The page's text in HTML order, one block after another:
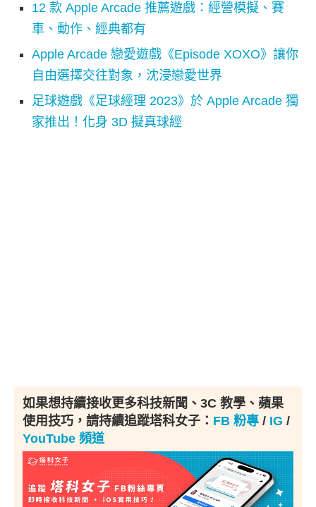
12 款 Apple Arcade 推薦遊戲：經營模擬、賽
車、動作、經典都有
Apple Arcade 戀愛遊戲《Episode XOXO》讓你
自由選擇交往對象，沈浸戀愛世界
足球遊戲《足球經理 2023》於 Apple Arcade 獨
家推出！化身 3D 擬真球經
如果想持續接收更多科技新聞、3C 教學、蘋果
使用技巧，請持續追蹤塔科女子： FB 粉專 / IG /
YouTube 頻道